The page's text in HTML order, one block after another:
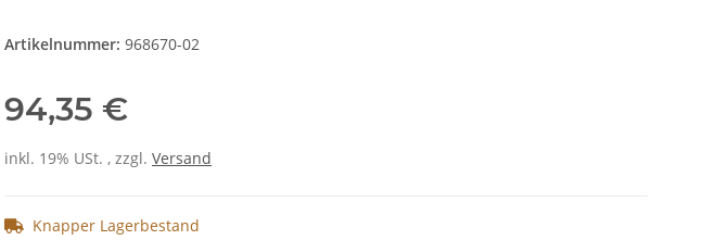
Artikelnummer: 968670-02
94,35 €
inkl. 19% USt. , zzgl. Versand
Knapper Lagerbestand